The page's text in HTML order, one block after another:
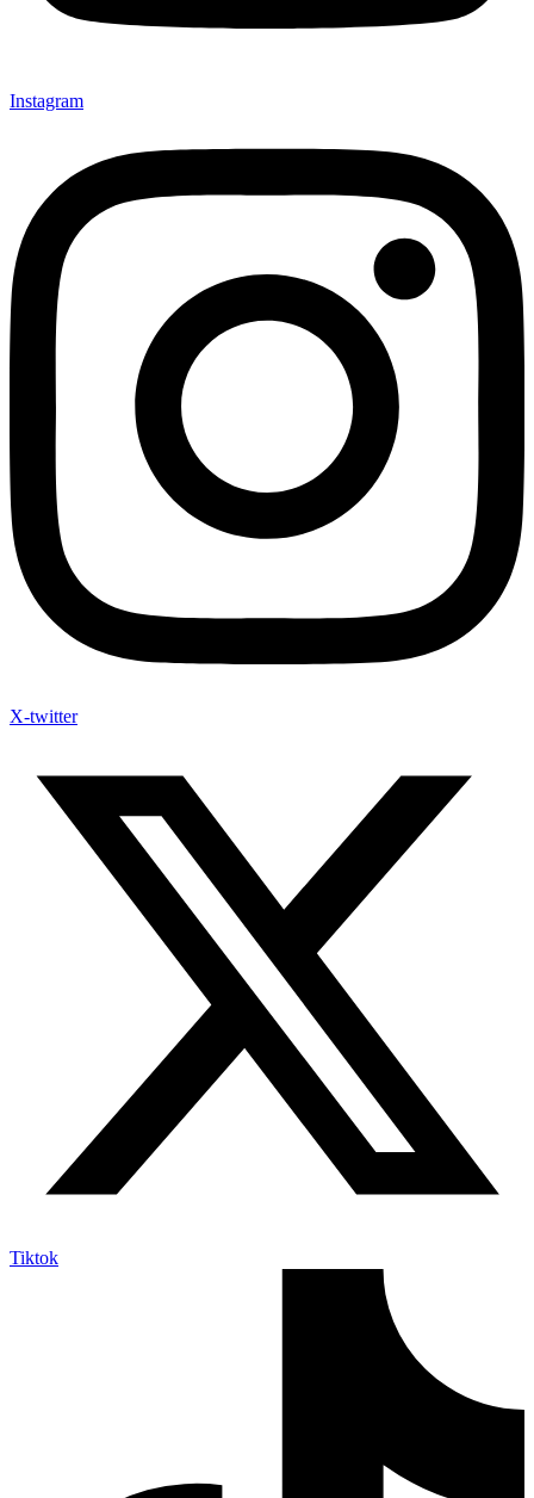
Instagram
X-twitter
Tiktok